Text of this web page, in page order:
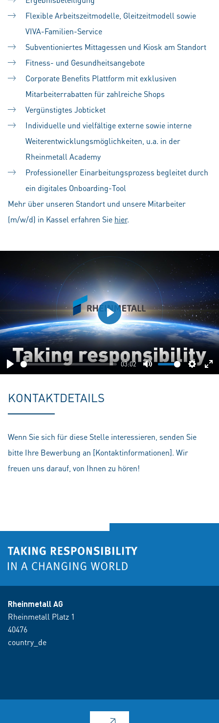
Flexible Arbeitszeitmodelle, Gleitzeitmodell sowie
VIVA-Familien-Service
Subventioniertes Mittagessen und Kiosk am Standort
Fitness- und Gesundheitsangebote
Corporate Benefits Plattform mit exklusiven
Mitarbeiterrabatten für zahlreiche Shops
Vergünstigtes Jobticket
Individuelle und vielfältige externe sowie interne
Weiterentwicklungsmöglichkeiten, u.a. in der
Rheinmetall Academy
Professioneller Einarbeitungsprozess begleitet durch
ein digitales Onboarding-Tool
Mehr über unseren Standort und unsere Mitarbeiter
(m/w/d) in Kassel erfahren Sie hier.
Play
03:02
Mute
Play
KONTAKTDETAILS
Wenn Sie sich für diese Stelle interessieren, senden Sie
bitte Ihre Bewerbung an [Kontaktinformationen]. Wir
freuen uns darauf, von Ihnen zu hören!
Rheinmetall AG
Rheinmetall Platz 1
40476
country_de